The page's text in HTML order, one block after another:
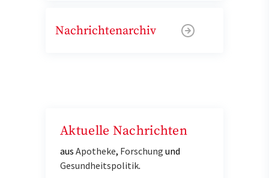
Nachrichtenarchiv
Aktuelle Nachrichten
aus Apotheke, Forschung und
Gesundheitspolitik.